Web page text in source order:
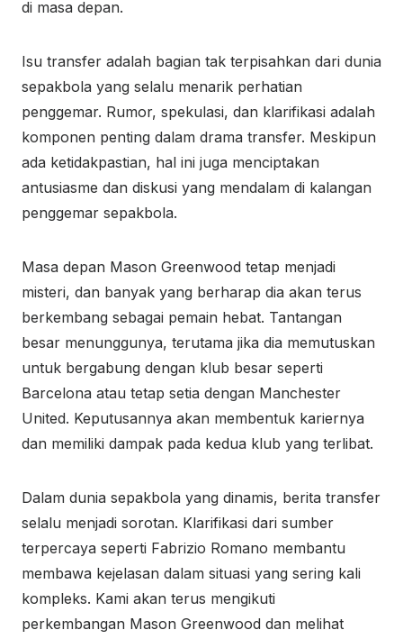
di masa depan.
Isu transfer adalah bagian tak terpisahkan dari dunia
sepakbola yang selalu menarik perhatian
penggemar. Rumor, spekulasi, dan klarifikasi adalah
komponen penting dalam drama transfer. Meskipun
ada ketidakpastian, hal ini juga menciptakan
antusiasme dan diskusi yang mendalam di kalangan
penggemar sepakbola.
Masa depan Mason Greenwood tetap menjadi
misteri, dan banyak yang berharap dia akan terus
berkembang sebagai pemain hebat. Tantangan
besar menunggunya, terutama jika dia memutuskan
untuk bergabung dengan klub besar seperti
Barcelona atau tetap setia dengan Manchester
United. Keputusannya akan membentuk kariernya
dan memiliki dampak pada kedua klub yang terlibat.
Dalam dunia sepakbola yang dinamis, berita transfer
selalu menjadi sorotan. Klarifikasi dari sumber
terpercaya seperti Fabrizio Romano membantu
membawa kejelasan dalam situasi yang sering kali
kompleks. Kami akan terus mengikuti
perkembangan Mason Greenwood dan melihat